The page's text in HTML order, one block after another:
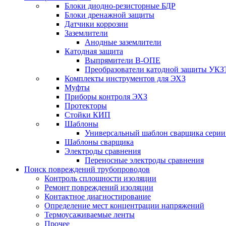
Блоки диодно-резисторные БДР
Блоки дренажной защиты
Датчики коррозии
Заземлители
Анодные заземлители
Катодная защита
Выпрямители В-ОПЕ
Преобразователи катодной защиты
Комплекты инструментов для ЭХЗ
Муфты
Приборы контроля ЭХЗ
Протекторы
Стойки КИП
Шаблоны
Универсальный шаблон сварщика
Шаблоны сварщика
Электроды сравнения
Переносные электроды сравнения
Поиск повреждений трубопроводов
Контроль сплошности изоляции
Ремонт повреждений изоляции
Контактное диагностирование
Определение мест концентрации напряжений
Термоусаживаемые ленты
Прочее